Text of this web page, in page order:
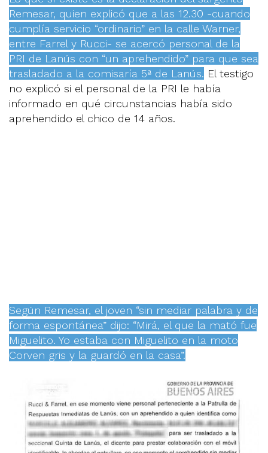
Remesar, quien explicó que a las 12.30 -cuando
cumplía servicio “ordinario” en la calle Warner,
entre Farrel y Rucci- se acercó personal de la
PRI de Lanús con “un aprehendido” para que sea
trasladado a la comisaría 5ª de Lanús. El testigo
no explicó si el personal de la PRI le había
informado en qué circunstancias había sido
aprehendido el chico de 14 años.
Según Remesar, el joven “sin mediar palabra y de
forma espontánea” dijo: “Mirá, el que la mató fue
Miguelito. Yo estaba con Miguelito en la moto
Corven gris y la guardó en la casa”.